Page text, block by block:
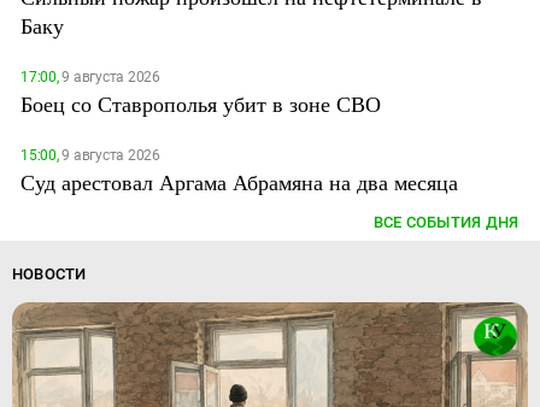
Баку
17:00,9 августа 2026
Боец со Ставрополья убит в зоне СВО
15:00,9 августа 2026
Суд арестовал Аргама Абрамяна на два месяца
ВСЕ СОБЫТИЯ ДНЯ
НОВОСТИ